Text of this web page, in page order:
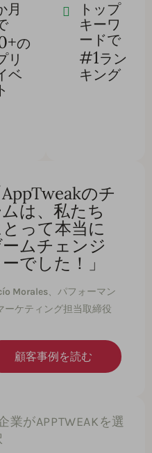
月
の
リ
ベ
トップ
キーワ
ードで
#1ラン
キング
AppTweakのチ
は、私たち
って本当に
ムチェンジ
でした！」
Morales、パフォーマン
ーケティング担当取締役
顧客事例を読む
業がAPPTWEAKを選